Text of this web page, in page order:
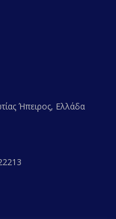
Ήπειρος, Ελλάδα